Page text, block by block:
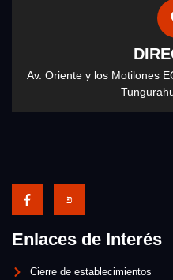
Av. Oriente y los Motilones
Enlaces de Interés
Cierre de establecimientos